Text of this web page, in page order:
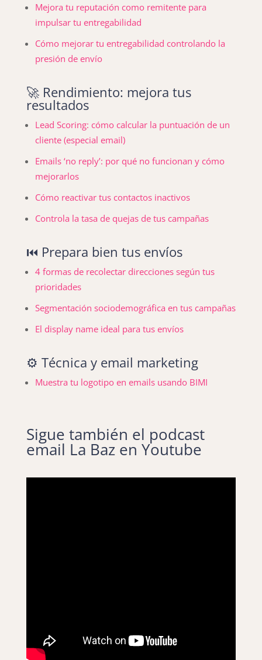
Mejora tu reputación como remitente para
impulsar tu entregabilidad
Cómo mejorar tu entregabilidad controlando la
presión de envío
🚀 Rendimiento: mejora tus
resultados
Lead Scoring: cómo calcular la puntuación de un
cliente (especial email)
Emails ‘no reply’: por qué no funcionan y cómo
mejorarlos
Cómo reactivar tus contactos inactivos
Controla la tasa de quejas de tus campañas
⏮️ Prepara bien tus envíos
4 formas de recolectar direcciones según tus
prioridades
Segmentación sociodemográfica en tus campañas
El display name ideal para tus envíos
⚙️ Técnica y email marketing
Muestra tu logotipo en emails usando BIMI
Sigue también el podcast
email La Baz en Youtube